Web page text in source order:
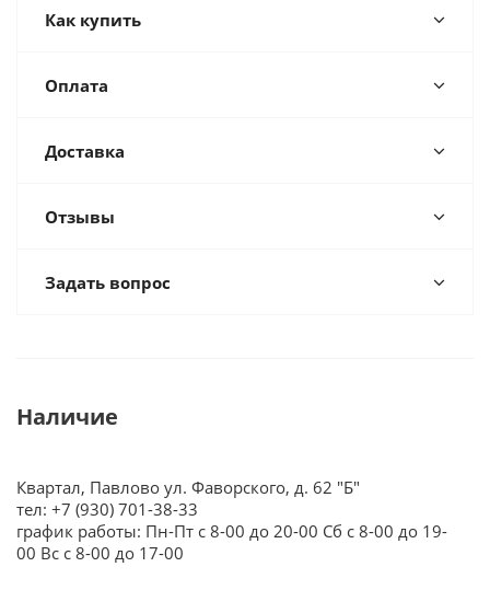
Как купить
Оплата
Доставка
Отзывы
Задать вопрос
Наличие
Квартал, Павлово ул. Фаворского, д. 62 "Б"
тел: +7 (930) 701-38-33
график работы: Пн-Пт с 8-00 до 20-00 Сб с 8-00 до 19-
00 Вс с 8-00 до 17-00